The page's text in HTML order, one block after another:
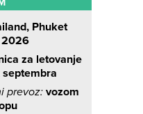
Phuket
2026
za letovanje
prevoz: vozom